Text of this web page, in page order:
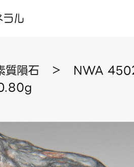
質隕石 ＞
NWA